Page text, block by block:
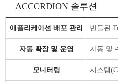
ACCORDION 솔루션
애플리케이션 배포 관리 번들된
자동 확장 및 운영 자동 및
모니터링 시스템